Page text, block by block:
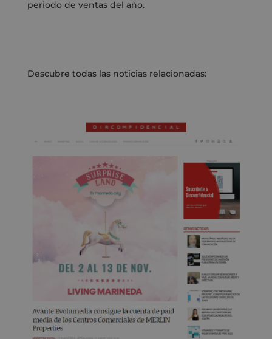
periodo de ventas del año.
Descubre todas las noticias relacionadas: